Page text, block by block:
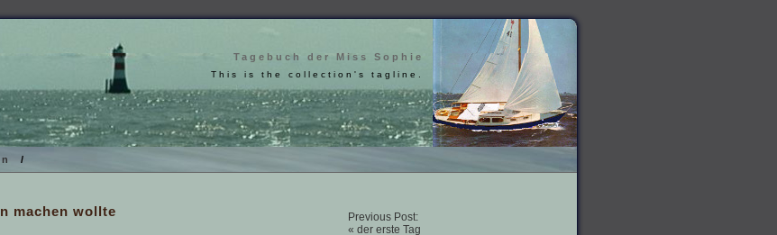
Tagebuch der Miss Sophie
This is the collection's tagline.
/
machen wollte
Previous Post:
« der erste Tag